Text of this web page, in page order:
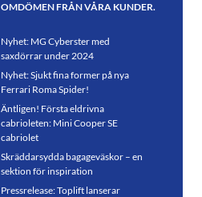
OMDÖMEN FRÅN VÅRA KUNDER.
Nyhet: MG Cyberster med
saxdörrar under 2024
Nyhet: Sjukt fina former på nya
Ferrari Roma Spider!
Äntligen! Första eldrivna
cabrioleten: Mini Cooper SE
cabriolet
Skräddarsydda bagageväskor – en
sektion för inspiration
Pressrelease: Toplift lanserar